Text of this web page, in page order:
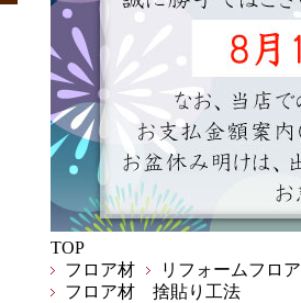
TOP
フロア材
リフォームフロア
フロア材 捨貼り工法